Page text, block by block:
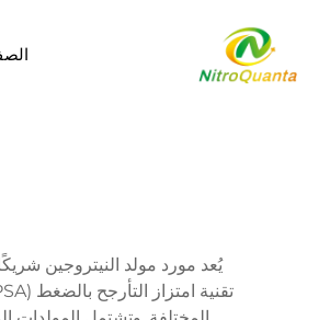
يُعد مورد مولد النيتروجين